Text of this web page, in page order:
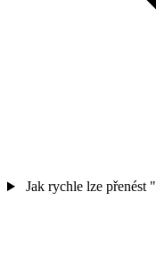
Jak rychle lze přenést